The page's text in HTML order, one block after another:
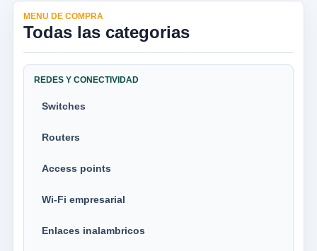
MENU DE COMPRA
Todas las categorias
REDES Y CONECTIVIDAD
Switches
Routers
Access points
Wi-Fi empresarial
Enlaces inalambricos